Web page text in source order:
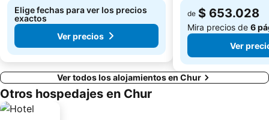
Elige fechas para ver los precios
exactos
Ver precios
de $ 653.028
Mira precios de 6
Ver
Ver todos los alojamientos en Chur
Otros hospedajes en Chur